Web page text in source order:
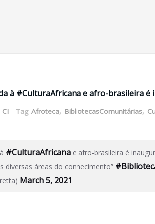
à #CulturaAfricana e afro-brasileira é
CI Tag Afroteca, BibliotecasComunitárias,
#CulturaAfricana e afro-brasileira é
diversas áreas do conhecimento”
March 5, 2021